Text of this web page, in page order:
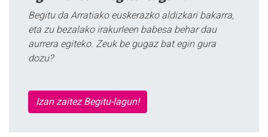
Begitu da Arratiako euskerazko aldizkari bakarra,
eta zu bezalako irakurleen babesa behar dau
aurrera egiteko. Zeuk be gugaz bat egin gura
dozu?
Izan zaitez Begitu-lagun!